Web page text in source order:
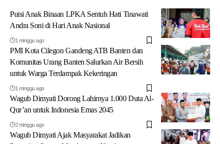
Puisi Anak Binaan LPKA Sentuh Hati Tinawati
Andra Soni di Hari Anak Nasional
1 minggu ago
PMI Kota Cilegon Gandeng ATB Banten dan
Komunitas Urang Banten Salurkan Air Bersih
untuk Warga Terdampak Kekeringan
1 minggu ago
Wagub Dimyati Dorong Lahirnya 1.000 Duta Al-
Qur’an untuk Indonesia Emas 2045
2 minggu ago
Wagub Dimyati Ajak Masyarakat Jadikan